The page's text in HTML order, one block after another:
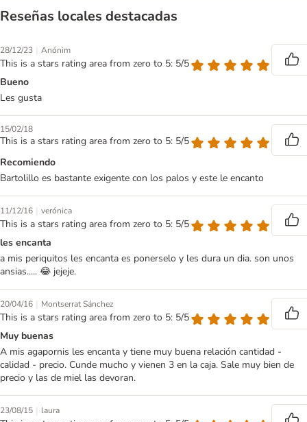
Reseñas locales destacadas
28/12/23 | Anónim
This is a stars rating area from zero to 5: 5/5
Bueno
Les gusta
15/02/18
This is a stars rating area from zero to 5: 5/5
Recomiendo
Bartolillo es bastante exigente con los palos y este le encanto
11/12/16 | verónica
This is a stars rating area from zero to 5: 5/5
les encanta
a mis periquitos les encanta es ponerselo y les dura un dia. son unos
ansias..... 😂 jejeje.
20/04/16 | Montserrat Sánchez
This is a stars rating area from zero to 5: 5/5
Muy buenas
A mis agapornis les encanta y tiene muy buena relación cantidad -
calidad - precio. Cunde mucho y vienen 3 en la caja. Sale muy bien de
precio y las de miel las devoran.
23/08/15 | laura